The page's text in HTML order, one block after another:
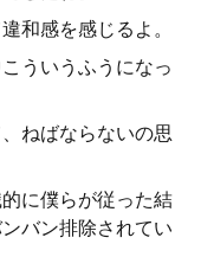
和感を感じるよ。
ういうふうになっ
ねばならないの思
に僕らが従った結
バン排除されてい